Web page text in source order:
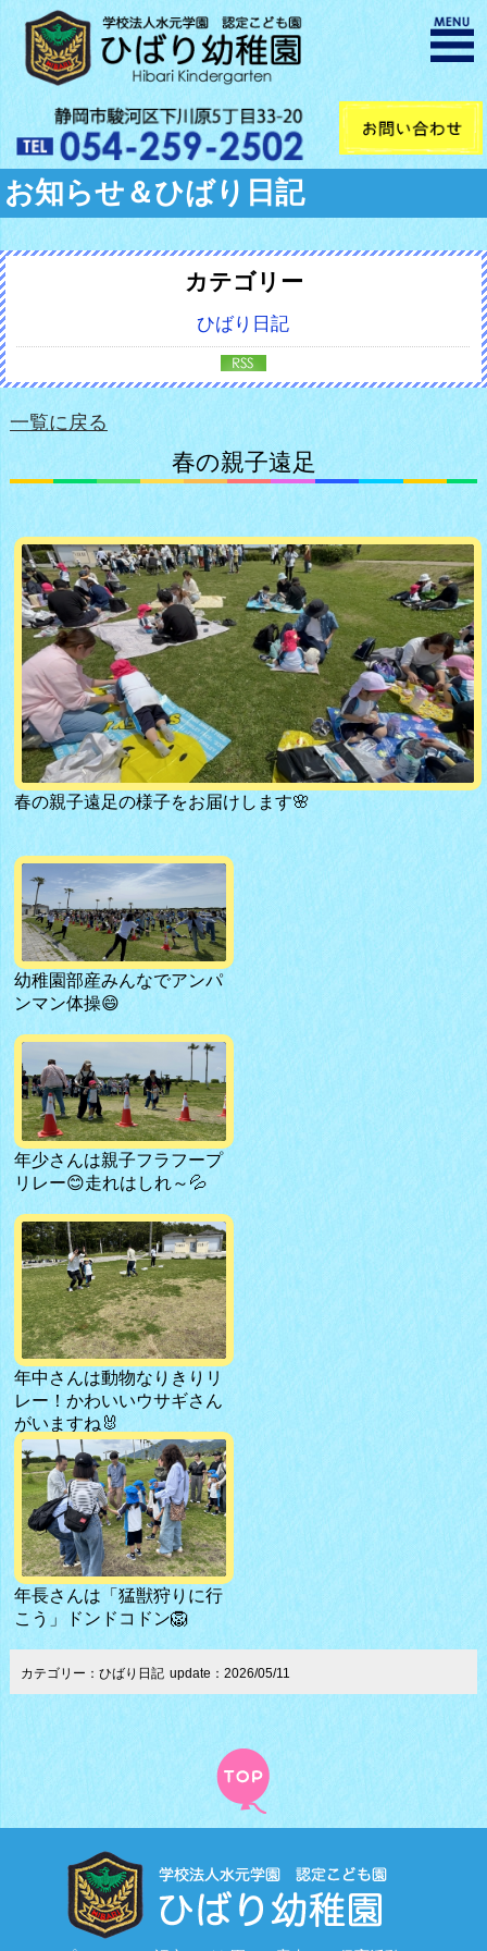
お知らせ＆ひばり日記
一覧に戻る
春の親子遠足
春の親子遠足の様子をお届けします🌸
幼稚園部産みんなでアンパ
ンマン体操😄
年少さんは親子フラフープ
リレー😊走れはしれ～💦
年中さんは動物なりきりリ
レー！かわいいウサギさん
がいますね🐰
年長さんは「猛獣狩りに行
こう」ドンドコドン🦁
カテゴリー：ひばり日記 update：2026/05/11
カテゴリー
ひばり日記